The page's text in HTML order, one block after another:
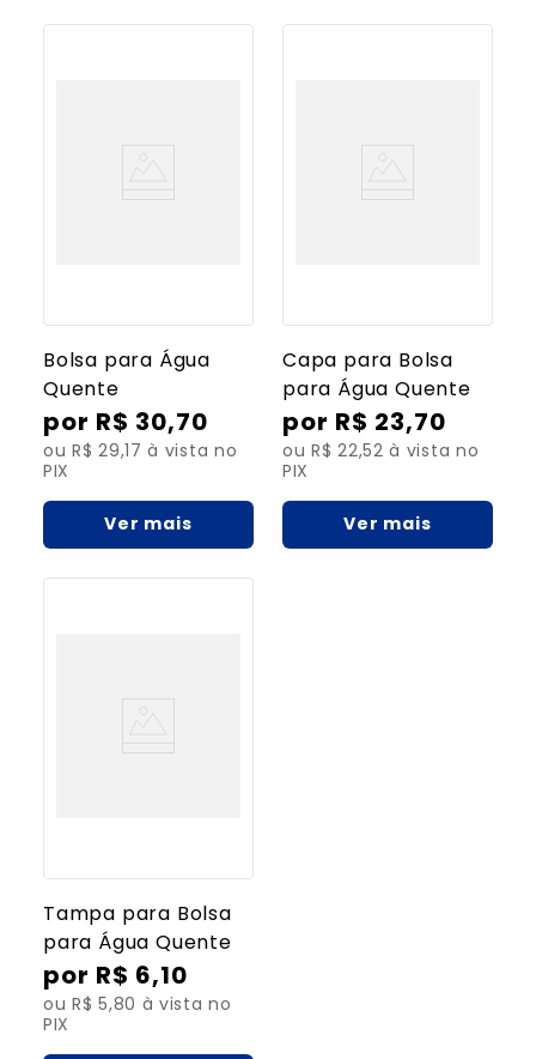
Bolsa para Água
Quente
R$ 30,70
ou R$ 29,17 à vista no
PIX
Ver mais
Capa para Bolsa
para Água Quente
R$ 23,70
ou R$ 22,52 à vista no
PIX
Ver mais
Tampa para Bolsa
para Água Quente
R$ 6,10
ou R$ 5,80 à vista no
PIX